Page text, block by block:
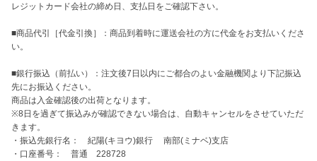
レジットカード会社の締め日、支払日をご確認下さい。
■商品代引［代金引換］：商品到着時に運送会社の方に代金をお支払いくださ
い。
■銀行振込（前払い）：注文後7日以内にご都合のよい金融機関より下記振込
先にお振込ください。
商品は入金確認後の出荷となります。
※8日を過ぎて振込みが確認できない場合は、自動キャンセルをさせていただ
きます。
・振込先銀行名：　紀陽(キヨウ)銀行 　南部(ミナベ)支店
・口座番号：　普通　228728